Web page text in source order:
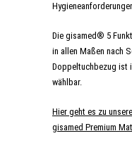
Die gisamed® 5
in allen Maßen nach
Doppeltuchbezug ist
wählbar.
Hier geht es zu
gisamed Premium